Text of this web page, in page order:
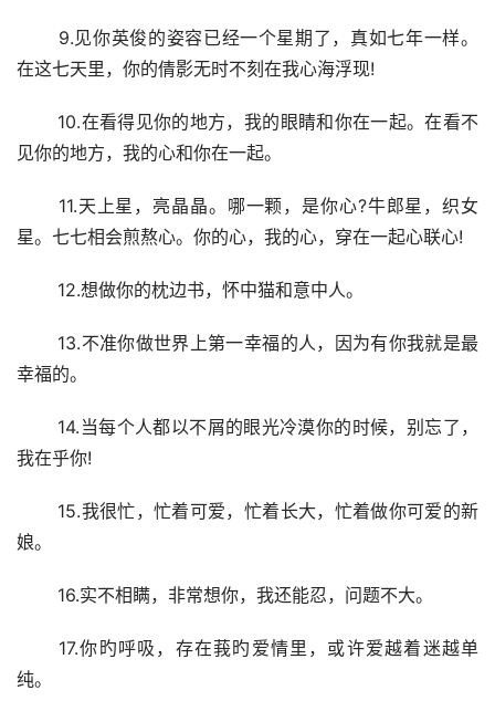
在这七天里，你的倩影无时不刻在我心海浮现!
见你的地方，我的心和你在一起。
星。七七相会煎熬心。你的心，我的心，穿在一起心联心!
12.想做你的枕边书，怀中猫和意中人。
幸福的。
我在乎你!
娘。
16.实不相瞒，非常想你，我还能忍，问题不大。
纯。